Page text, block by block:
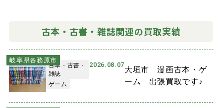
古本・古書・雑誌関連の買取実績
岐阜県各務原市
古本・古書・
雑誌
ゲーム
2026.08.07
大垣市 漫画古本・ゲ
ーム 出張買取です♪